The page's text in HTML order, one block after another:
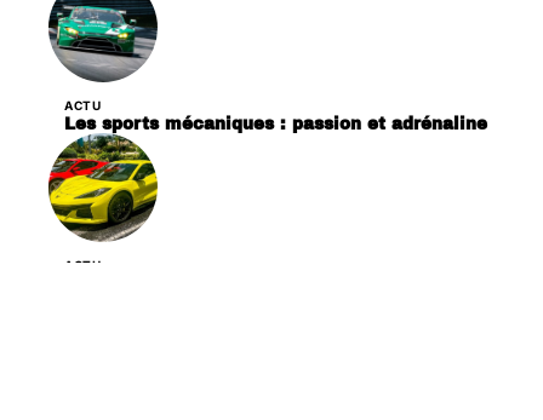
ACTU
Les sports mécaniques : passion et adrénaline
ACTU